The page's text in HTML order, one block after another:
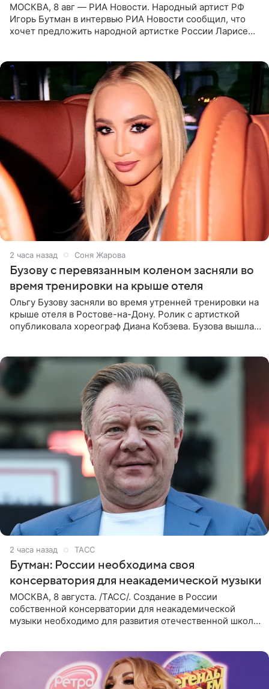
МОСКВА, 8 авг — РИА Новости. Народный артист РФ
Игорь Бутман в интервью РИА Новости сообщил, что
хочет предложить народной артистке России Ларисе
2 часа назад Соня Жарова
Бузову с перевязанным коленом засняли во
время тренировки на крыше отеля
Ольгу Бузову засняли во время утренней тренировки на
крыше отеля в Ростове-на-Дону. Ролик с артисткой
опубликовала хореограф Диана Кобзева. Бузова вышла
2 часа назад ТАСС
Бутман: России необходима своя
консерватория для неакадемической музыки
МОСКВА, 8 августа. /ТАСС/. Создание в России
собственной консерватории для неакадемической
музыки необходимо для развития отечественной школы